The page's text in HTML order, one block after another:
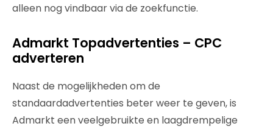
alleen nog vindbaar via de zoekfunctie.
Admarkt Topadvertenties – CPC
adverteren
Naast de mogelijkheden om de
standaardadvertenties beter weer te geven, is
Admarkt een veelgebruikte en laagdrempelige